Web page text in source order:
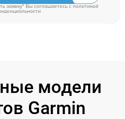
заявку" Вы соглашаетесь cполитикой
модели
Garmin